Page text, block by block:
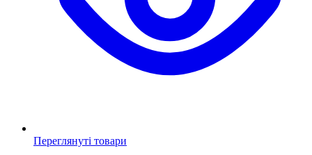
Переглянуті товари